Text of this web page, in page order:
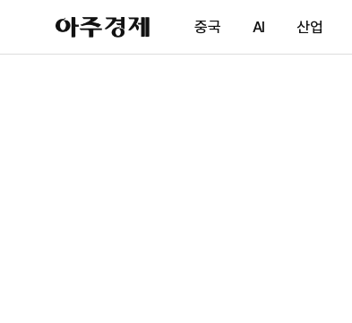
아
주
제
중국 AI 산업